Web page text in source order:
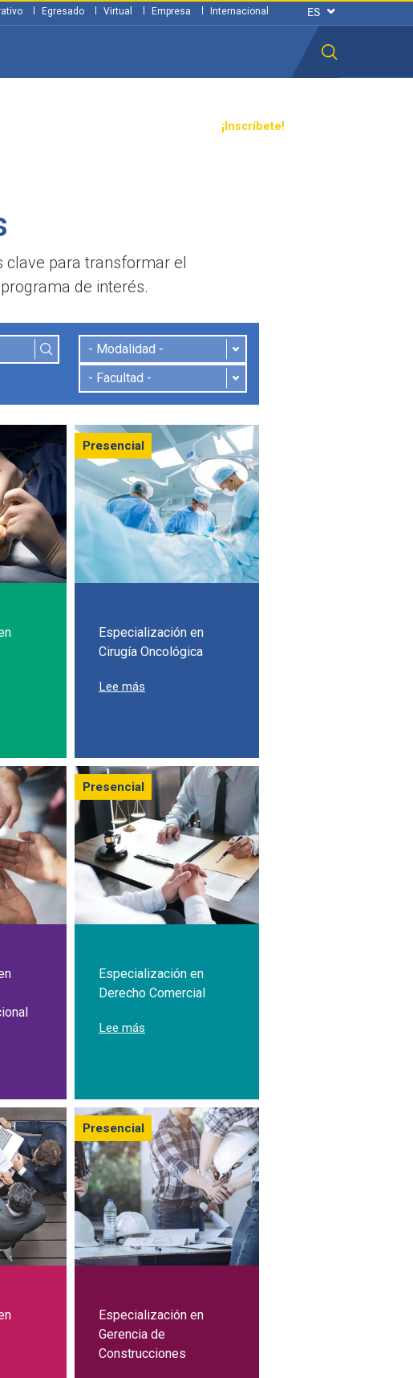
¡Inscríbete!
Egresado Virtual Empresa Internacional
clave para transformar el
de interés.
en Cirugía de Mano
Presencial
Especialización en
Cirugía Oncológica
Lee más
Presencial
Especialización en
Derecho Comercial
Lee más
Presencial
Especialización en
Gerencia de
Construcciones